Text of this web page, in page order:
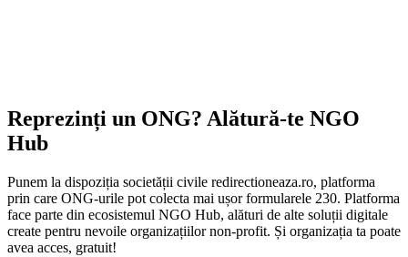
Reprezinți un ONG? Alătură-te NGO
Hub
Punem la dispoziția societății civile redirectioneaza.ro, platforma
prin care ONG-urile pot colecta mai ușor formularele 230. Platforma
face parte din ecosistemul NGO Hub, alături de alte soluții digitale
create pentru nevoile organizațiilor non-profit. Și organizația ta poate
avea acces, gratuit!